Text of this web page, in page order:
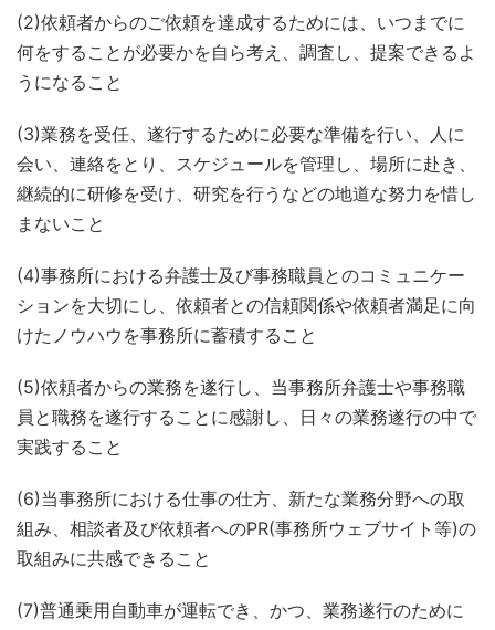
(2)依頼者からのご依頼を達成するためには、いつまでに
何をすることが必要かを自ら考え、調査し、提案できるよ
うになること
(3)業務を受任、遂行するために必要な準備を行い、人に
会い、連絡をとり、スケジュールを管理し、場所に赴き、
継続的に研修を受け、研究を行うなどの地道な努力を惜し
まないこと
(4)事務所における弁護士及び事務職員とのコミュニケー
ションを大切にし、依頼者との信頼関係や依頼者満足に向
けたノウハウを事務所に蓄積すること
(5)依頼者からの業務を遂行し、当事務所弁護士や事務職
員と職務を遂行することに感謝し、日々の業務遂行の中で
実践すること
(6)当事務所における仕事の仕方、新たな業務分野への取
組み、相談者及び依頼者へのPR(事務所ウェブサイト等)の
取組みに共感できること
(7)普通乗用自動車が運転でき、かつ、業務遂行のために